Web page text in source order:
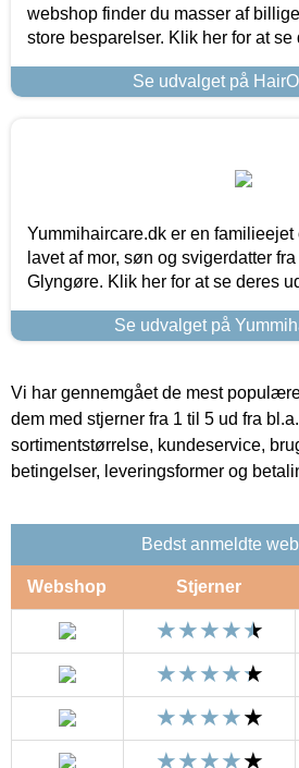
webshop finder du masser af
store besparelser. Klik her for at se
Se udvalget på
Yummihaircare.dk er en
lavet af mor, søn og svigerdatter
Glyngøre. Klik her for at se deres
Se udvalget på
Vi har gennemgået de mest
dem med stjerner fra 1 til 5 ud fra
sortimentstørrelse, kundeservice,
betingelser, leveringsformer og
Bedst anmeldte
Webshop Stjerner